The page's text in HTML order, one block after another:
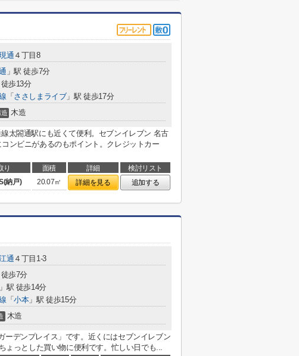
通 ４丁目8
」駅 徒歩7分
歩13分
「 ささしまライブ」駅 徒歩17分
木造
太閤通駅にも近くて便利。セブンイレブン 名古
ンビニがあるのもポイント。クレジットカー
り 面積 詳細
検討リスト
納戸) 20.07㎡ 詳細を見る 追加する
通 ４丁目1-3
歩7分
」駅 徒歩14分
「小本」駅 徒歩15分
木造
ーデンプレイス」です。近くにはセブンイレブン
ょっとした買い物に便利です。忙しい日でも...